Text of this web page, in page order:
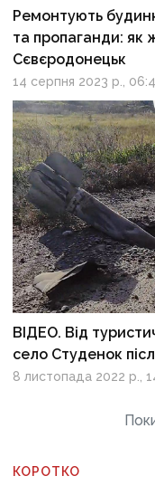
Ремонтують
та пропаганди: як
Сєвєродонецьк
14 серпня 2023 р.,
ВІДЕО. Від
село Студенок
8 листопада 2022 р.,
КОРОТКО